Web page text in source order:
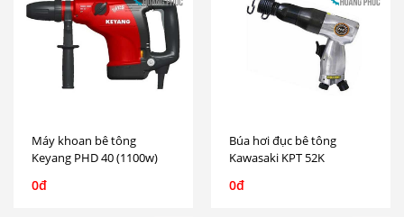
Máy khoan bê tông
Keyang PHD 40 (1100w)
0đ
Búa hơi đục bê tông
Kawasaki KPT 52K
0đ